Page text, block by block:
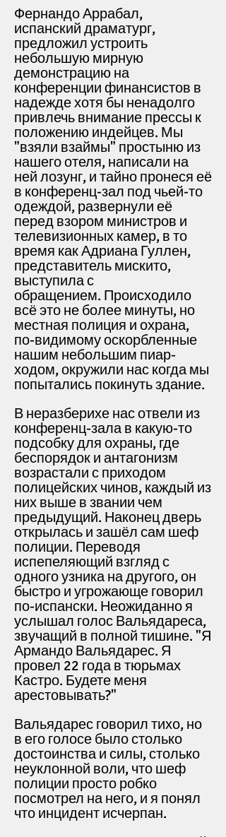
Фернандо Аррабал,
испанский драматург,
предложил устроить
небольшую мирную
демонстрацию на
конференции финансистов в
надежде хотя бы ненадолго
привлечь внимание прессы к
положению индейцев. Мы
"взяли взаймы" простыню из
нашего отеля, написали на
ней лозунг, и тайно пронеся её
в конференц-зал под чьей-то
одеждой, развернули её
перед взором министров и
телевизионных камер, в то
время как Адриана Гуллен,
представитель мискито,
выступила с
обращением. Происходило
всё это не более минуты, но
местная полиция и охрана,
по-видимому оскорбленные
нашим небольшим пиар-
ходом, окружили нас когда мы
попытались покинуть здание.
В неразберихе нас отвели из
конференц-зала в какую-то
подсобку для охраны, где
беспорядок и антагонизм
возрастали с приходом
полицейских чинов, каждый из
них выше в звании чем
предыдущий. Наконец дверь
открылась и зашёл сам шеф
полиции. Переводя
испепеляющий взгляд с
одного узника на другого, он
быстро и угрожающе говорил
по-испански. Неожиданно я
услышал голос Вальядареса,
звучащий в полной тишине. "Я
Армандо Вальядарес. Я
провел 22 года в тюрьмах
Кастро. Будете меня
арестовывать?"
Вальядарес говорил тихо, но
в его голосе было столько
достоинства и силы, столько
неуклонной воли, что шеф
полиции просто робко
посмотрел на него, и я понял
что инцидент исчерпан.